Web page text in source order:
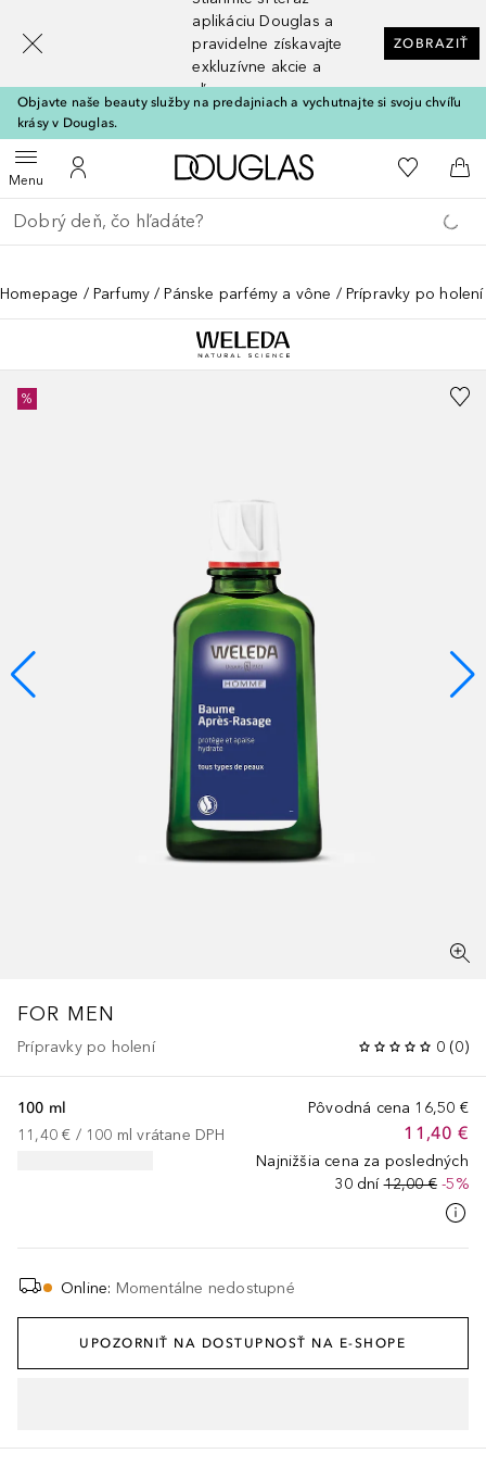
aplikáciu Douglas a
pravidelne získavajte
exkluzívne akcie a
zľavy
ZOBRAZIŤ
Objavte naše beauty služby na predajniach a vychutnajte si svoju chvíľu
krásy v Douglas.
MenuOtvoriť menuDo môjho účtu
Domov Do môjho
Do
Choď späť
Vykonajte vyhľadávanie
Homepage Parfumy Pánske parfémy a vône Prípravky po holení
%
FOR MEN
Prípravky po holení 0 (0)
Pôvodná cena 16,50 €
11,40 €
Najnižšia cena za posledných
30 dní 12,00 € -5%
100 ml
11,40 € / 100 ml vrátane DPH
Online: Momentálne nedostupné
UPOZORNIŤ NA DOSTUPNOSŤ NA E-SHOPE
[navigation.slideout.screenreader]